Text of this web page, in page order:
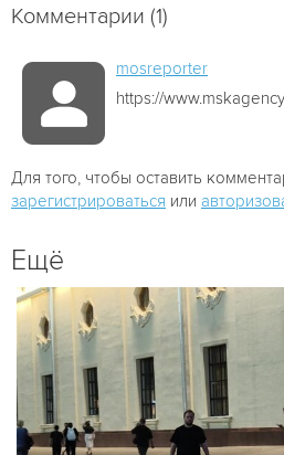
Комментарии (1)
mosreporter
https://
Для того, чтобы оставить
зарегистрироваться или
Ещё